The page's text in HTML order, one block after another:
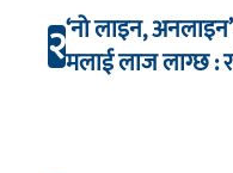
२‘नो लाइन,
मलाई लाज लाग्छ :